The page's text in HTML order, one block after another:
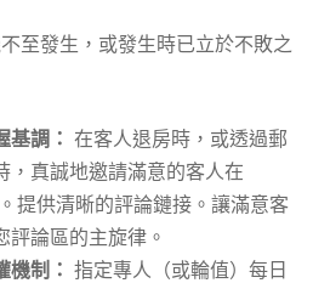
至發生，或發生時已立於不敗之
基調： 在客人退房時，或透過郵
，真誠地邀請滿意的客人在
提供清晰的評論鏈接。讓滿意客
評論區的主旋律。
機制： 指定專人（或輪值）每日